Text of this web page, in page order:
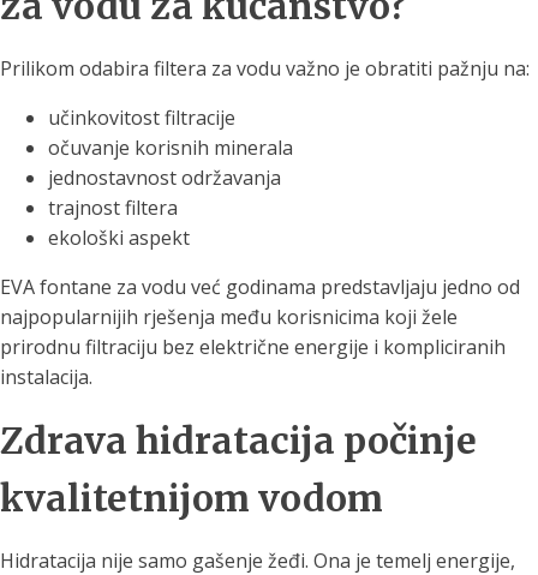
Prilikom odabira filtera za vodu važno je obratiti pažnju na:
učinkovitost filtracije
očuvanje korisnih minerala
jednostavnost održavanja
trajnost filtera
ekološki aspekt
EVA fontane za vodu već godinama predstavljaju jedno od
najpopularnijih rješenja među korisnicima koji žele
prirodnu filtraciju bez električne energije i kompliciranih
instalacija.
Zdrava hidratacija počinje
kvalitetnijom vodom
Hidratacija nije samo gašenje žeđi. Ona je temelj energije,